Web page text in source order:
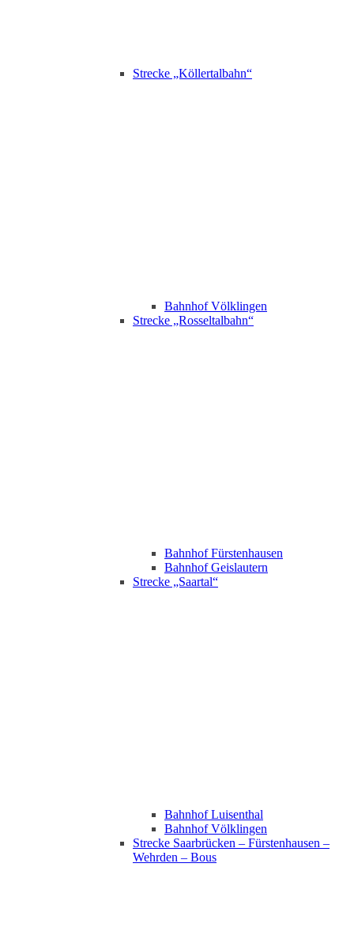
Strecke „Köllertalbahn“
Bahnhof Völklingen
Strecke „Rosseltalbahn“
Bahnhof Fürstenhausen
Bahnhof Geislautern
Strecke „Saartal“
Bahnhof Luisenthal
Bahnhof Völklingen
Strecke Saarbrücken – Fürstenhausen –
Wehrden – Bous